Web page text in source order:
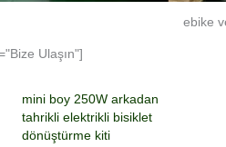
ebike
Ulaşın"]
mini boy 250W arkadan
tahrikli elektrikli bisiklet
dönüştürme kiti